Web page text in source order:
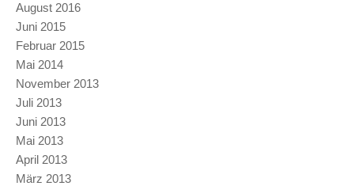
August 2016
Juni 2015
Februar 2015
Mai 2014
November 2013
Juli 2013
Juni 2013
Mai 2013
April 2013
März 2013